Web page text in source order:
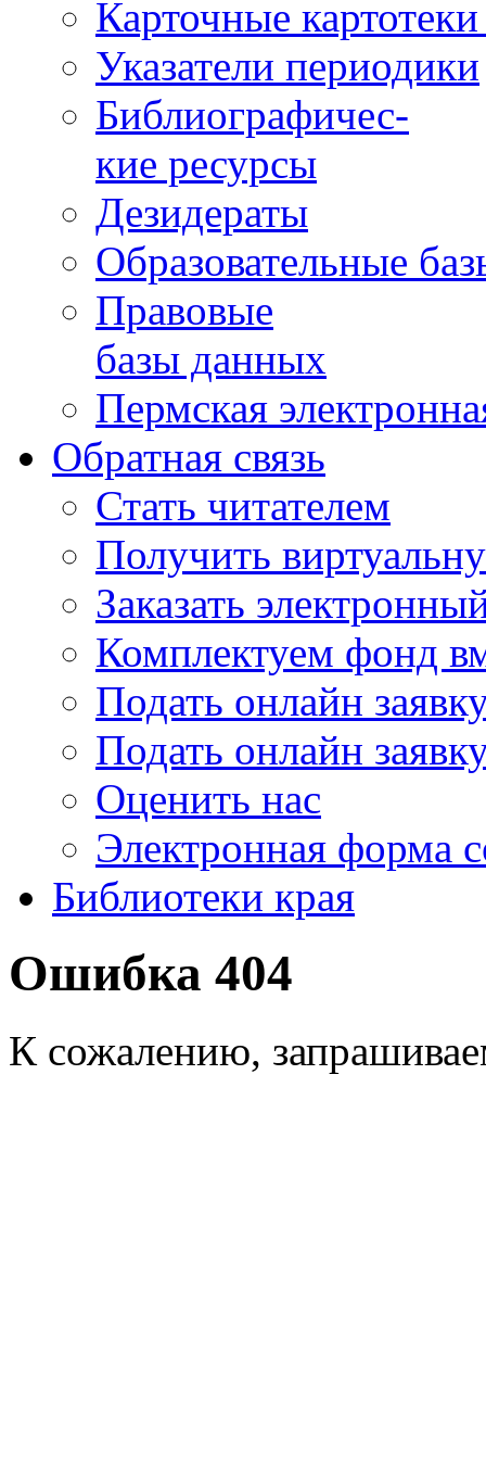
Карточные
Указатели периодики
Библиографичес-
кие ресурсы
Дезидераты
Образовательные
Правовые
базы данных
Пермская
Обратная связь
Стать читателем
Получить
Заказать
Комплектуем фонд
Подать онлайн
Подать онлайн
Оценить нас
Электронная форма
Библиотеки края
Ошибка 404
К сожалению,